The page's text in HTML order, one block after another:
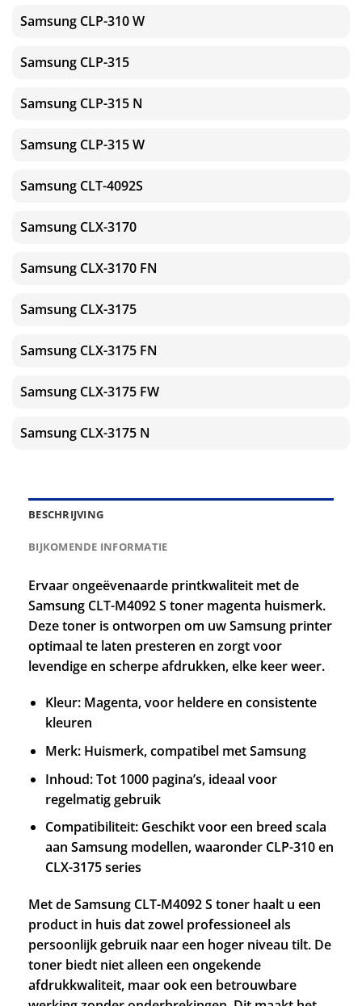
Samsung CLP-310 W
Samsung CLP-315
Samsung CLP-315 N
Samsung CLP-315 W
Samsung CLT-4092S
Samsung CLX-3170
Samsung CLX-3170 FN
Samsung CLX-3175
Samsung CLX-3175 FN
Samsung CLX-3175 FW
Samsung CLX-3175 N
BESCHRIJVING
BIJKOMENDE INFORMATIE
Ervaar ongeëvenaarde printkwaliteit met de
Samsung CLT-M4092 S toner magenta huismerk.
Deze toner is ontworpen om uw Samsung printer
optimaal te laten presteren en zorgt voor
levendige en scherpe afdrukken, elke keer weer.
Kleur: Magenta, voor heldere en consistente
kleuren
Merk: Huismerk, compatibel met Samsung
Inhoud: Tot 1000 pagina’s, ideaal voor
regelmatig gebruik
Compatibiliteit: Geschikt voor een breed scala
aan Samsung modellen, waaronder CLP-310 en
CLX-3175 series
Met de Samsung CLT-M4092 S toner haalt u een
product in huis dat zowel professioneel als
persoonlijk gebruik naar een hoger niveau tilt. De
toner biedt niet alleen een ongekende
afdrukkwaliteit, maar ook een betrouwbare